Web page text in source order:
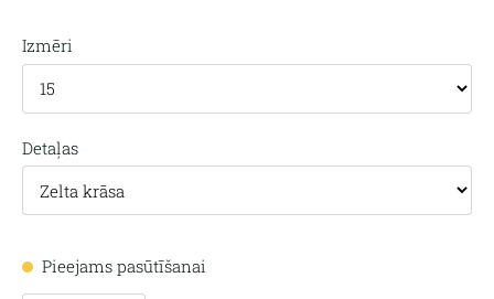
Izmēri
Detaļas
Pieejams pasūtīšanai